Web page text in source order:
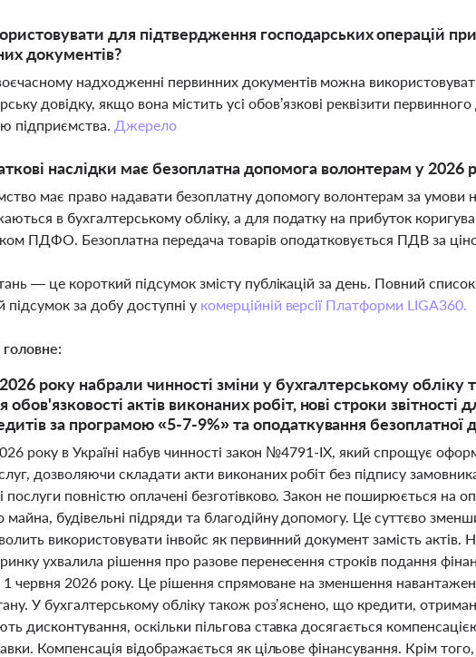
для підтвердження господарських операцій
документів?
надходженні первинних документів можна
довідку, якщо вона містить усі обов’язкові реквізити
підприємства. Джерело
наслідки має безоплатна допомога волонтерам у 2026
має право надавати безоплатну допомогу волонтерам за
в бухгалтерському обліку, а для податку на прибуток
ПДФО. Безоплатна передача товарів оподатковується ПДВ за
— це короткий підсумок змісту публікацій за день. Повний
підсумок за добу доступні у комерційній версії Платформи LIGA360.
року набрали чинності зміни у бухгалтерському обліку
обов'язковості актів виконаних робіт, нові строки звітності
за програмою «5-7-9%» та оподаткування
року в Україні набув чинності закон №4791-ІХ, який спрощує
дозволяючи складати акти виконаних робіт без підпису
послуги повністю оплачені безготівково. Закон не поширюється на
будівельні підряди та благодійну допомогу. Це суттєво
використовувати інвойс як первинний документ замість актів.
ухвалила рішення про разове перенесення строків подання
1 червня 2026 року. Це рішення спрямоване на зменшення
У бухгалтерському обліку також роз’яснено, що кредити,
дисконтування, оскільки пільгова ставка досягається
Компенсація відображається як цільове фінансування. Крім